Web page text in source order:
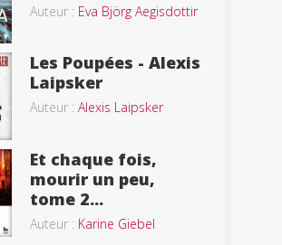
Auteur : Eva Björg Aegisdottir
Les Poupées - Alexis
Laipsker
Auteur : Alexis Laipsker
Et chaque fois,
mourir un peu,
tome 2...
Auteur : Karine Giebel